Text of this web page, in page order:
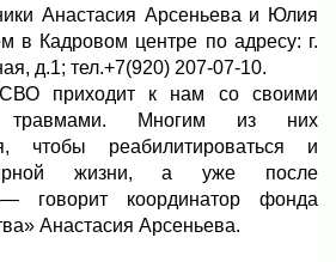
Анастасия Арсеньева и Юлия
в Кадровом центре по адресу: г.
д.1; тел.+7(920) 207-07-10.
приходит к нам со своими
травмами. Многим из них
чтобы реабилитироваться и
жизни, а уже после
— говорит координатор фонда
Анастасия Арсеньева.